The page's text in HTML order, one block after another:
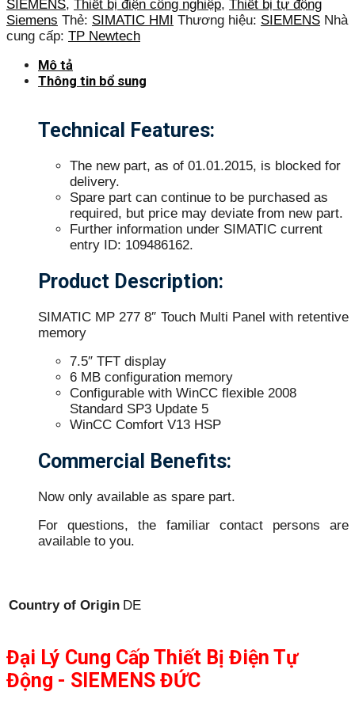
SIEMENS, Thiết bị điện công nghiệp, Thiết bị tự động
Siemens Thẻ: SIMATIC HMI Thương hiệu: SIEMENS Nhà
cung cấp: TP Newtech
Mô tả
Thông tin bổ sung
Technical Features:
The new part, as of 01.01.2015, is blocked for
delivery.
Spare part can continue to be purchased as
required, but price may deviate from new part.
Further information under SIMATIC current
entry ID: 109486162.
Product Description:
SIMATIC MP 277 8″ Touch Multi Panel with retentive
memory
7.5″ TFT display
6 MB configuration memory
Configurable with WinCC flexible 2008
Standard SP3 Update 5
WinCC Comfort V13 HSP
Commercial Benefits:
Now only available as spare part.
For questions, the familiar contact persons are
available to you.
Country of Origin DE
Đại Lý Cung Cấp Thiết Bị Điện Tự
Động - SIEMENS ĐỨC